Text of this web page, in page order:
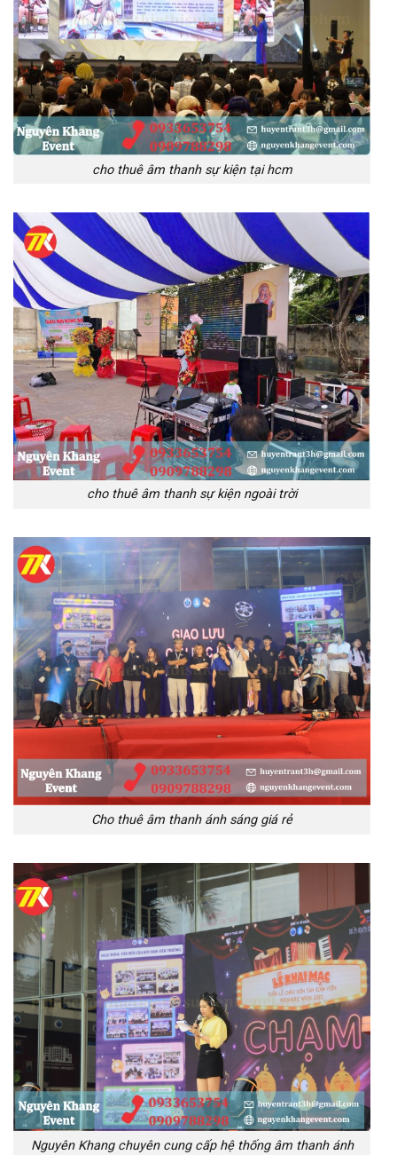
cho thuê âm thanh sự kiện tại hcm
cho thuê âm thanh sự kiện ngoài trời
Cho thuê âm thanh ánh sáng giá rẻ
Nguyên Khang chuyên cung cấp hệ thống âm thanh ánh